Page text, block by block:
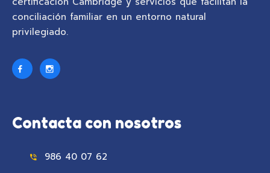
conciliación familiar en un entorno natural
privilegiado.
Contacta con nosotros
986 40 07 62